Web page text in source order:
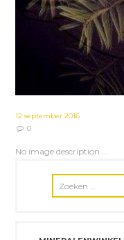
12 september 2016
0
No image description ...